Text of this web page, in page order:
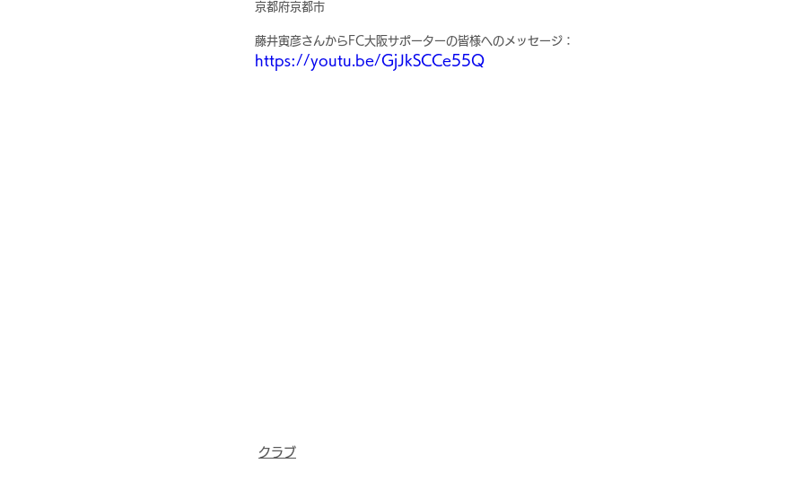
京都府京都市
藤井寅彦さんからFC大阪サポーターの皆様へのメッセージ：
https://youtu.be/GjJkSCCe55Q
クラブ